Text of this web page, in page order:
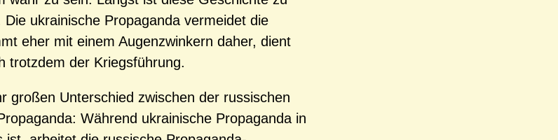
ukrainische Propaganda vermeidet die
eher mit einem Augenzwinkern daher, dient
trotzdem der Kriegsführung.
großen Unterschied zwischen der russischen
Während ukrainische Propaganda in